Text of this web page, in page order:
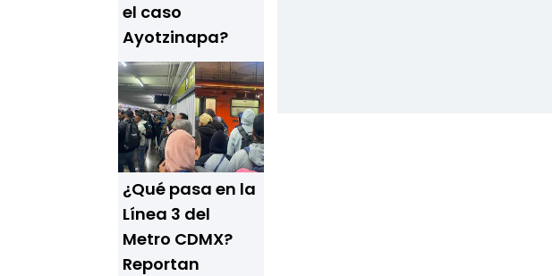
el caso
Ayotzinapa?
¿Qué pasa en la
Línea 3 del
Metro CDMX?
Reportan